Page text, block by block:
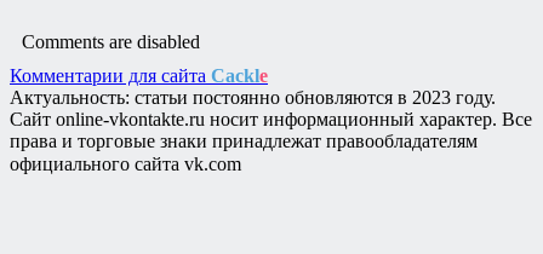
Comments are disabled
Комментарии для сайта Cackle
Актуальность: статьи постоянно обновляются в 2023 году.
Сайт online-vkontakte.ru носит информационный характер. Все
права и торговые знаки принадлежат правообладателям
официального сайта vk.com